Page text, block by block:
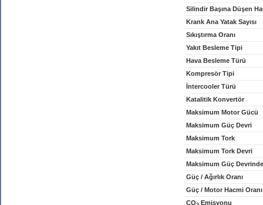
Silindir Başına Düşen
Krank Ana Yatak Sayısı
Sıkıştırma Oranı
Yakıt Besleme Tipi
Hava Besleme Türü
Kompresör Tipi
İntercooler Türü
Katalitik Konvertör
Maksimum Motor Gücü
Maksimum Güç Devri
Maksimum Tork
Maksimum Tork Devri
Maksimum Güç
Güç / Ağırlık Oranı
Güç / Motor Hacmi Oranı
CO
Emisyonu